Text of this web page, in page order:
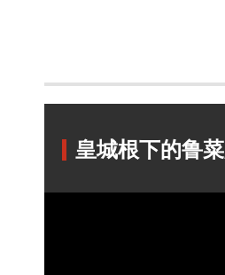
皇城根下的鲁